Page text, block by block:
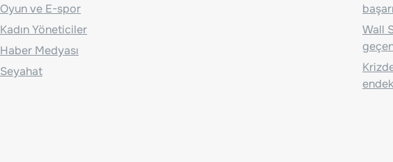
Oyun ve E-spor
Kadın Yöneticiler
Haber Medyası
Seyahat
Wall